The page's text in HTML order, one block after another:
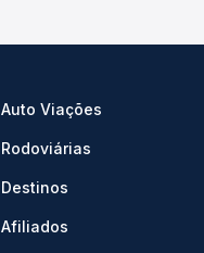
Auto Viações
Rodoviárias
Destinos
Afiliados